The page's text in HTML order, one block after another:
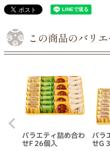
この商品のバリ
バラエティ詰め合わ
せF 26個入
バラ
せG